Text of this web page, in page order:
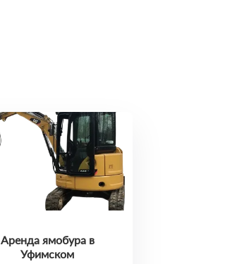
Аренда ямобура в
Уфимском